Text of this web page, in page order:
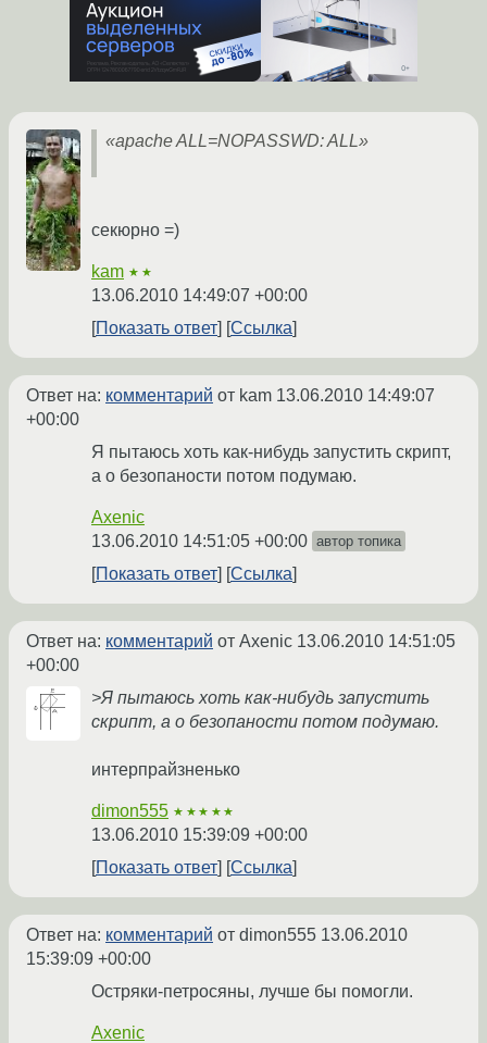
«apache ALL=NOPASSWD: ALL»
секюрно =)
kam ★★
13.06.2010 14:49:07 +00:00
Показать ответ
Ссылка
Ответ на: комментарий от kam 13.06.2010 14:49:07
+00:00
Я пытаюсь хоть как-нибудь запустить скрипт,
а о безопаности потом подумаю.
Axenic
13.06.2010 14:51:05 +00:00 автор топика
Показать ответ Ссылка
Ответ на: комментарий от Axenic 13.06.2010 14:51:05
+00:00
>Я пытаюсь хоть как-нибудь запустить
скрипт, а о безопаности потом подумаю.
интерпрайзненько
dimon555 ★★★★★
13.06.2010 15:39:09 +00:00
Показать ответ
Ссылка
Ответ на: комментарий от dimon555 13.06.2010
15:39:09 +00:00
Остряки-петросяны, лучше бы помогли.
Axenic